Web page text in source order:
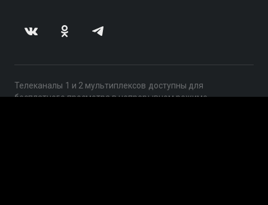
Телеканалы 1 и 2 мультиплексов доступны для
бесплатного просмотра в непрерывном режиме,